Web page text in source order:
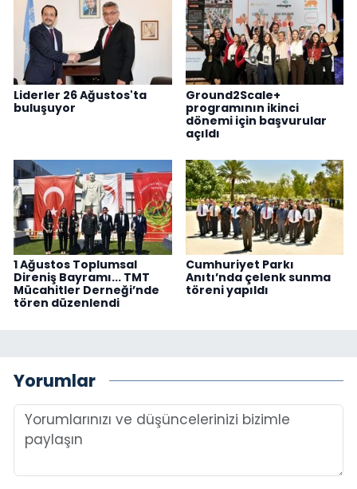
Liderler 26 Ağustos'ta
buluşuyor
Ground2Scale+
programının ikinci
dönemi için başvurular
açıldı
1 Ağustos Toplumsal
Direniş Bayramı... TMT
Mücahitler Derneği’nde
tören düzenlendi
Cumhuriyet Parkı
Anıtı’nda çelenk sunma
töreni yapıldı
Yorumlar